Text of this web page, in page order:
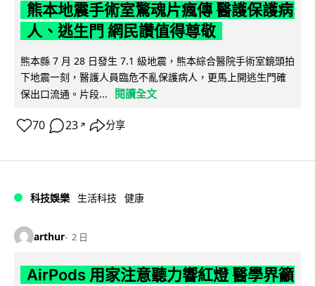
熊本地震手術室驚魂片瘋傳 醫護保護病
人、逃生門 網民讚值得尊敬
熊本縣 7 月 28 日發生 7.1 級地震，熊本綜合醫院手術室鏡頭拍
下地震一刻，醫護人員臨危不亂保護病人，更馬上開逃生門確
保出口流通。片段...
閱讀全文
70 23 ↗ 分享
科技娛樂 生活科技 健康
arthur 2 日
AirPods 用家注意聽力響紅燈 醫學界籲